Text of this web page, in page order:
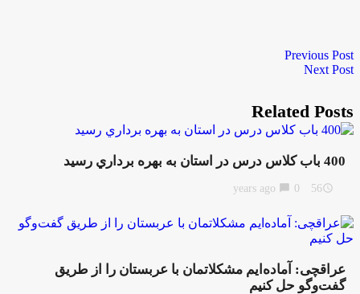
Previous Post
Next Post
Related Posts
400 باب كلاس درس در استان به بهره برداري رسيد
access_time
56 years ago
chat_bubble
عراقچی: آماده‌ایم مشکلاتمان با عربستان را از طریق
گفت‌وگو حل کنیم